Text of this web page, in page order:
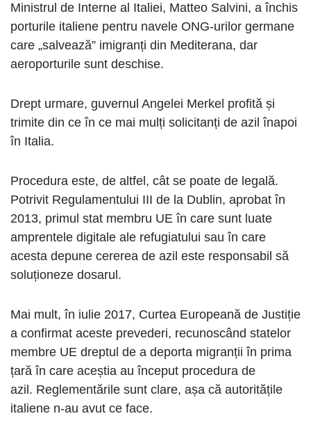
Ministrul de Interne al Italiei, Matteo Salvini, a închis
porturile italiene pentru navele ONG-urilor germane
care „salvează” imigranți din Mediterana, dar
aeroporturile sunt deschise.
Drept urmare, guvernul Angelei Merkel profită și
trimite din ce în ce mai mulți solicitanți de azil înapoi
în Italia.
Procedura este, de altfel, cât se poate de legală.
Potrivit Regulamentului III de la Dublin, aprobat în
2013, primul stat membru UE în care sunt luate
amprentele digitale ale refugiatului sau în care
acesta depune cererea de azil este responsabil să
soluționeze dosarul.
Mai mult, în iulie 2017, Curtea Europeană de Justiție
a confirmat aceste prevederi, recunoscând statelor
membre UE dreptul de a deporta migranții în prima
țară în care aceștia au început procedura de
azil. Reglementările sunt clare, așa că autoritățile
italiene n-au avut ce face.